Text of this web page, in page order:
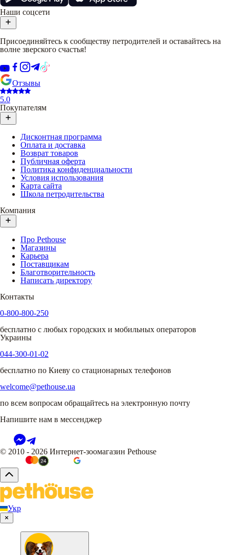
Наши соцсети
Присоединяйтесь к сообществу петродителей и оставайтесь на
волне зверского счастья!
Отзывы
5.0
Покупателям
Дисконтная программа
Оплата и доставка
Возврат товаров
Публичная оферта
Политика конфиденциальности
Условия использования
Карта сайта
Школа петродительства
Компания
Про Pethouse
Магазины
Карьера
Поставщикам
Благотворительность
Написать директору
Контакты
0-800-800-250
бесплатно с любых городских и мобильных операторов
Украины
044-300-01-02
бесплатно по Киеву со стационарных телефонов
welcome@pethouse.ua
по всем вопросам обращайтесь на электронную почту
Напишите нам в мессенджер
© 2010 - 2026 Интернет-зоомагазин Pethouse
Укр